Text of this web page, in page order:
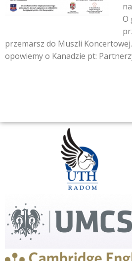
O
przemarsz do Muszli Koncertowej.
opowiemy o Kanadzie pt: